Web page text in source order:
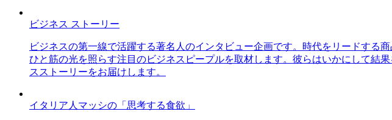
ビジネス ストーリー
ビジネスの第一線で活躍する著名人のインタビュー企画です。時代をリードする
ひと筋の光を照らす注目のビジネスピープルを取材します。彼らはいかにして結
スストーリーをお届けします。
イタリア人マッシの「思考する食欲」